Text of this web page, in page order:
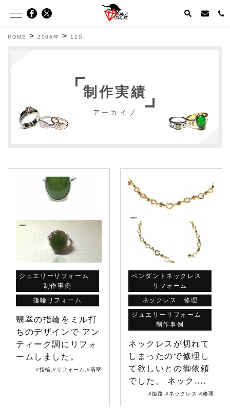
HOME >2006年 > 12月
制作実績
アーカイブ
ジュエリーリフォーム
制作事例
指輪リフォーム
翡翠の指輪をミル打
ちのデザインで アン
ティーク調にリフォ
ームしました。
#指輪 #リフォーム #翡翠
ペンダントネックレス
リフォーム
ネックレス 修理
ジュエリーリフォーム
制作事例
ネックレスが切れて
しまったので修理し
て欲しいとの御依頼
でした。 ネック....
#姫路 #ネックレス #修理